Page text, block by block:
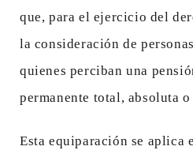
que, para el ejercicio del
la consideración de
quienes perciban una
permanente total, absoluta
Esta equiparación se aplica